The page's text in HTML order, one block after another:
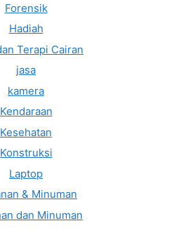
Forensik
Hadiah
Terapi Cairan
jasa
kamera
Kendaraan
Kesehatan
Konstruksi
Laptop
& Minuman
dan Minuman